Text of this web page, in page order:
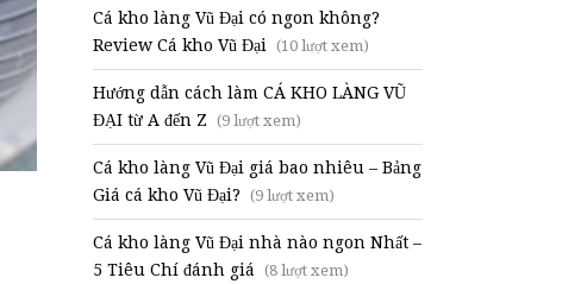
Cá kho làng Vũ Đại có ngon không?
Review Cá kho Vũ Đại (10 lượt xem)
Hướng dẫn cách làm CÁ KHO LÀNG VŨ
ĐẠI từ A đến Z (9 lượt xem)
Cá kho làng Vũ Đại giá bao nhiêu – Bảng
Giá cá kho Vũ Đại? (9 lượt xem)
Cá kho làng Vũ Đại nhà nào ngon Nhất –
5 Tiêu Chí đánh giá (8 lượt xem)